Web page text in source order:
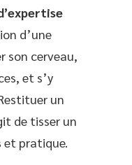
d’une
son cerveau,
et s’y
un
de tisser un
et pratique.